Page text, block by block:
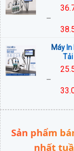
đến
–
giá:
đến
Máy
–
giá:
đến
Sản phẩm
nhất